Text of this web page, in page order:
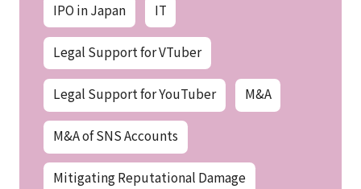
IPO in Japan IT
Legal Support for VTuber
Legal Support for YouTuber M&A
M&A of SNS Accounts
Mitigating Reputational Damage